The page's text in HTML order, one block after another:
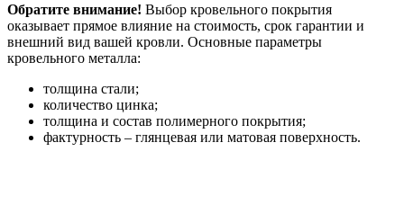
Обратите внимание! Выбор кровельного покрытия
оказывает прямое влияние на стоимость, срок гарантии и
внешний вид вашей кровли. Основные параметры
кровельного металла:
толщина стали;
количество цинка;
толщина и состав полимерного покрытия;
фактурность – глянцевая или матовая поверхность.